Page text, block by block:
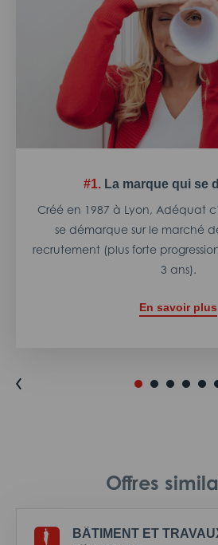
#1. La marque qui se
Créé en 1987 à Lyon, Adéquat
se démarque sur le marché
recrutement (plus forte
3 ans).
En savoir plus
Offres
BÂTIMENT ET